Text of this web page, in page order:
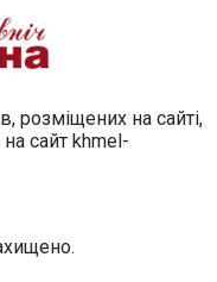
розміщених на сайті,
сайт khmel-